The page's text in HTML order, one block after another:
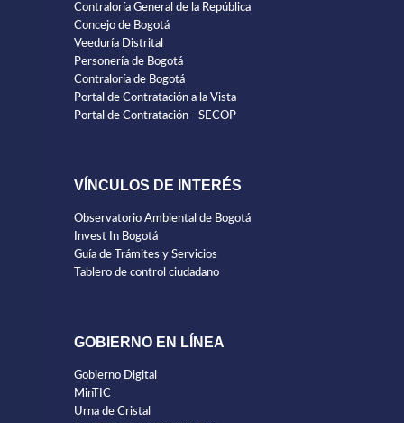
Contraloría General de la República
Concejo de Bogotá
Veeduría Distrital
Personería de Bogotá
Contraloría de Bogotá
Portal de Contratación a la Vista
Portal de Contratación - SECOP
VÍNCULOS DE INTERÉS
Observatorio Ambiental de Bogotá
Invest In Bogotá
Guía de Trámites y Servicios
Tablero de control ciudadano
GOBIERNO EN LÍNEA
Gobierno Digital
MinTIC
Urna de Cristal